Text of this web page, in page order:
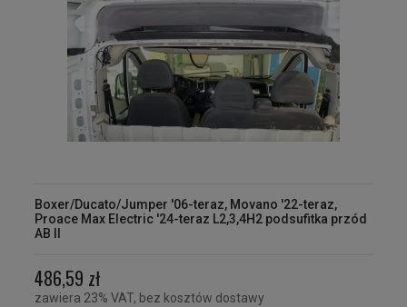
Boxer/Ducato/Jumper '06-teraz, Movano '22-teraz,
Proace Max Electric '24-teraz L2,3,4H2 podsufitka przód
AB II
486,59 zł
zawiera 23% VAT, bez kosztów dostawy